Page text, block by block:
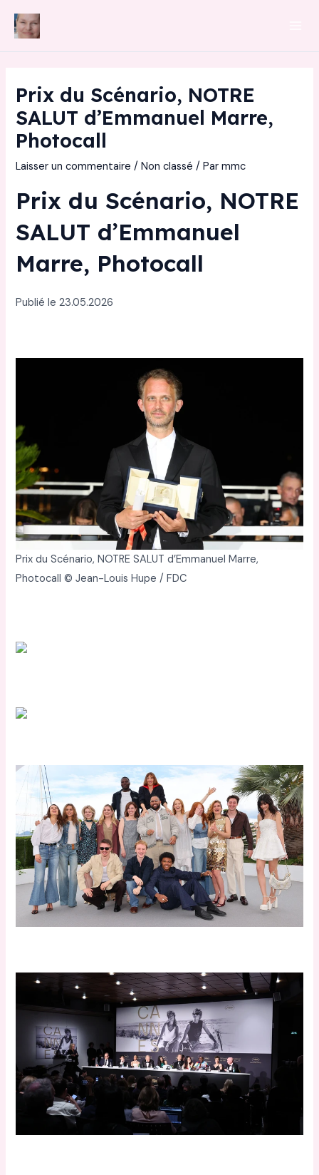
Prix du Scénario, NOTRE
SALUT d’Emmanuel Marre,
Photocall
Laisser un commentaire /Non classé / Parmmc
Prix du Scénario, NOTRE
SALUT d’Emmanuel
Marre, Photocall
Publié le 23.05.2026
Prix du Scénario, NOTRE SALUT d’Emmanuel Marre,
Photocall © Jean-Louis Hupe / FDC